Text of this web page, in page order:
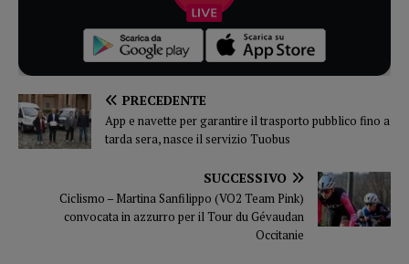
PRECEDENTE
App e navette per garantire il trasporto pubblico fino a
tarda sera, nasce il servizio Tuobus
SUCCESSIVO
Ciclismo – Martina Sanfilippo (VO2 Team Pink)
convocata in azzurro per il Tour du Gévaudan
Occitanie